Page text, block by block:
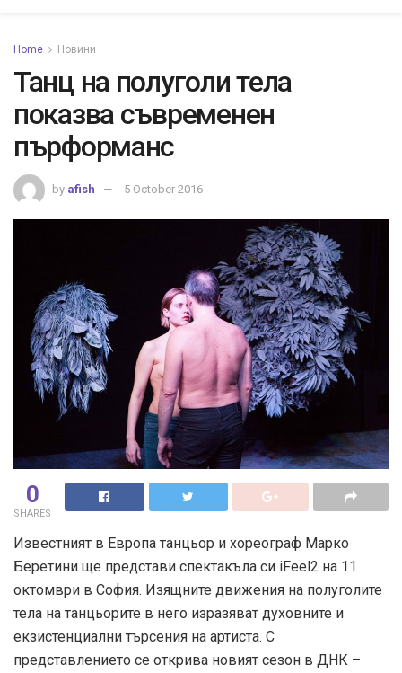
Home Новини
Танц на полуголи тела
показва съвременен
пърформанс
by afish 5 October 2016
0
SHARES
Известният в Европа танцьор и хореограф Марко
Беретини ще представи спектакъла си iFeel2 на 11
октомври в София. Изящните движения на полуголите
тела на танцьорите в него изразяват духовните и
екзистенциални търсения на артиста. С
представлението се открива новият сезон в ДНК –